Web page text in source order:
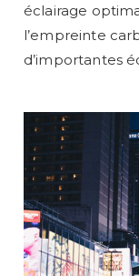
éclairage
l’empreinte
d’importantes